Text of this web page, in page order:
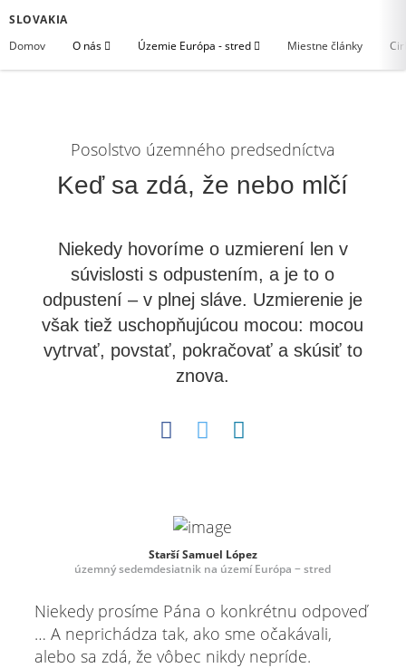
SLOVAKIA
Domov
O nás Územie Európa - stred Miestne články
Posolstvo územného predsedníctva
Keď sa zdá, že nebo mlčí
Niekedy hovoríme o uzmierení len v
súvislosti s odpustením, a je to o
odpustení – v plnej sláve. Uzmierenie je
však tiež uschopňujúcou mocou: mocou
vytrvať, povstať, pokračovať a skúsiť to
znova.
Starší Samuel López
územný sedemdesiatnik na území Európa − stred
Niekedy prosíme Pána o konkrétnu odpoveď
… A neprichádza tak, ako sme očakávali,
alebo sa zdá, že vôbec nikdy nepríde.